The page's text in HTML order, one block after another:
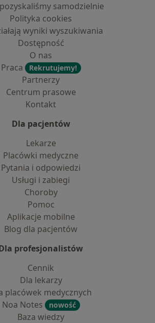
samodzielnie
Polityka cookies
wyniki wyszukiwania
Dostępność
O nas
Praca
Rekrutujemy!
Partnerzy
Centrum prasowe
Kontakt
Dla pacjentów
Lekarze
Placówki medyczne
Pytania i odpowiedzi
Usługi i zabiegi
Choroby
Pomoc
Aplikacje mobilne
Blog dla pacjentów
profesjonalistów
Cennik
Dla lekarzy
placówek medycznych
Noa Notes
nowość
Baza wiedzy